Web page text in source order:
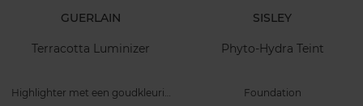
GUERLAIN
Terracotta Luminizer
Highlighter met een goudkleurig
SISLEY
Phyto-Hydra Teint
Foundation